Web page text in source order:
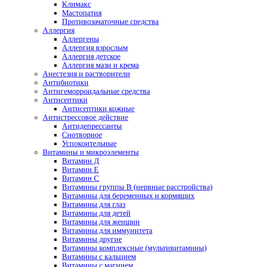
Климакс
Мастопатия
Противозачаточные средства
Аллергия
Аллергены
Аллергия взрослым
Аллергия детское
Аллергия мази и крема
Анестезия и растворители
Антибиотики
Антигеморроидальные средства
Антисептики
Антисептики кожные
Антистрессовое действие
Антидепрессанты
Снотворное
Успокоительные
Витамины и микроэлементы
Витамин Д
Витамин Е
Витамин С
Витамины группы В (нервные расстройства)
Витамины для беременных и кормящих
Витамины для глаз
Витамины для детей
Витамины для женщин
Витамины для иммунитета
Витамины другие
Витамины комплексные (мультивитамины)
Витамины с кальцием
Витамины с магнием